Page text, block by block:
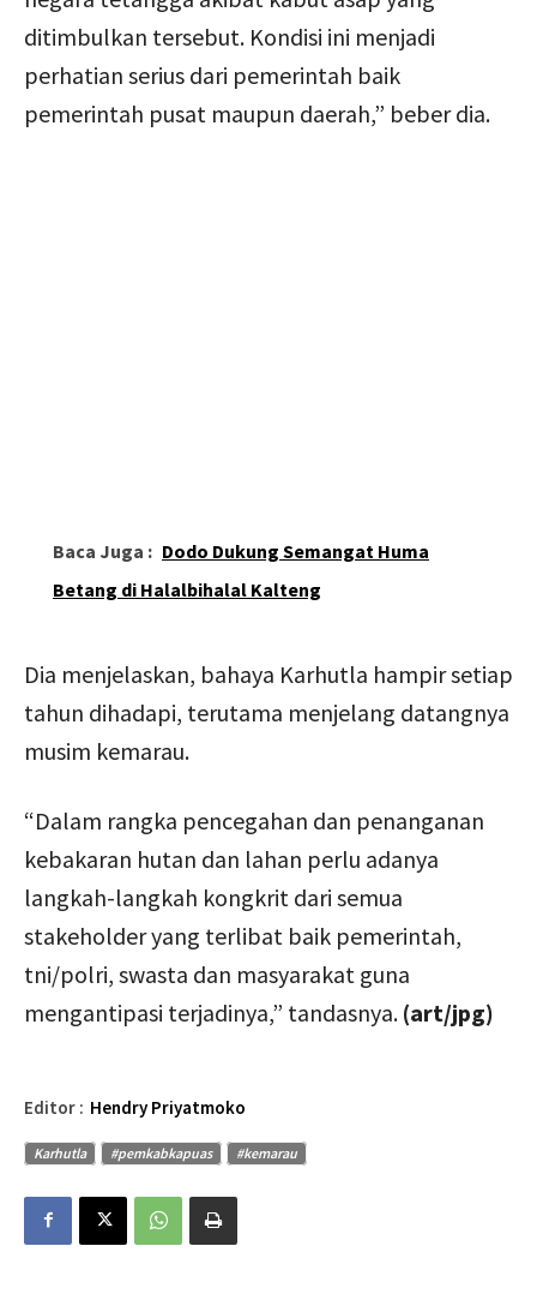
ditimbulkan tersebut. Kondisi ini menjadi
perhatian serius dari pemerintah baik
pemerintah pusat maupun daerah,” beber dia.
Baca Juga : Dodo Dukung Semangat Huma
Betang di Halalbihalal Kalteng
Dia menjelaskan, bahaya Karhutla hampir setiap
tahun dihadapi, terutama menjelang datangnya
musim kemarau.
“Dalam rangka pencegahan dan penanganan
kebakaran hutan dan lahan perlu adanya
langkah-langkah kongkrit dari semua
stakeholder yang terlibat baik pemerintah,
tni/polri, swasta dan masyarakat guna
mengantipasi terjadinya,” tandasnya. (art/jpg)
Editor : Hendry Priyatmoko
Karhutla #pemkabkapuas #kemarau